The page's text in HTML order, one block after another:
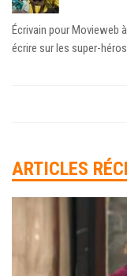
Écrivain pour Movieweb
écrire sur les super-
ARTICLES